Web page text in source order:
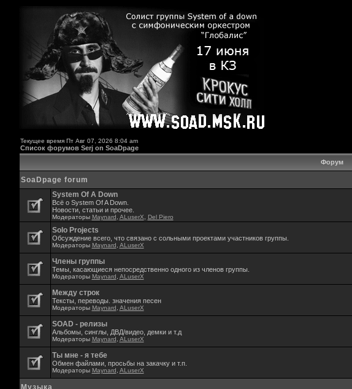
Текущее время Пт Авг 07, 2026 8:04 am
Список форумов Serj on SoaDpage
Форум
SoaDpage forum
System Of A Down
Всё о System Of A Down.
Новости, статьи и прочее.
Модераторы Maynard ALuserX Del Piero
Solo Projects
Обсуждение всего, что связано с сольными проектами участников группы.
Модераторы Maynard ALuserX
Члены группы
Темы, касающиеся непосредственно одного из членов группы.
Модераторы Maynard ALuserX
Между строк
Тексты, переводы. значения песен
Модераторы Maynard ALuserX
SOAD - релизы
Альбомы, синглы, ДВД/видео, демки и т.д
Модераторы Maynard ALuserX
Ты мне - я тебе
Обмен файлами, просьбы на закачку и т.п.
Модераторы Maynard ALuserX
Музыка